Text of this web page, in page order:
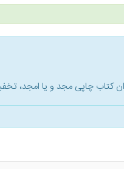
کتاب‌ چاپی مجد و یا امجد،